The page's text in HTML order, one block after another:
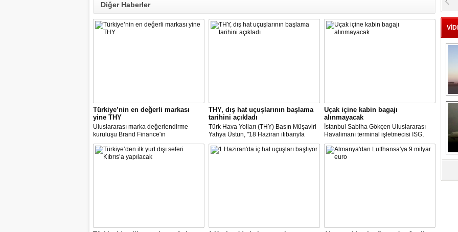
Diğer Haberler
Türkiye’nin en değerli markası
yine THY
Uluslararası marka değerlendirme
kuruluşu Brand Finance'ın
araştırmasına göre Türk Hava Yolları, 2
milyar dolara yaklaşan marka değeriyle
bu yıl da "Türkiye'nin en değerli
THY, dış hat uçuşlarının başlama
tarihini açıkladı
Türk Hava Yolları (THY) Basın Müşaviri
Yahya Üstün, "18 Haziran itibarıyla
Avrupa’daki 16 şehirden Anadolu’daki
14 noktaya direkt uçmaya başlayacağız"
Uçak içine kabin bagajı
alınmayacak
İstanbul Sabiha Gökçen Uluslararası
Havalimanı terminal işletmecisi ISG,
yarın başlayacak iç hat uçuşlarında
uçak içerisine kabin bagajı kabul
edilmeyeceğini duyurdu.